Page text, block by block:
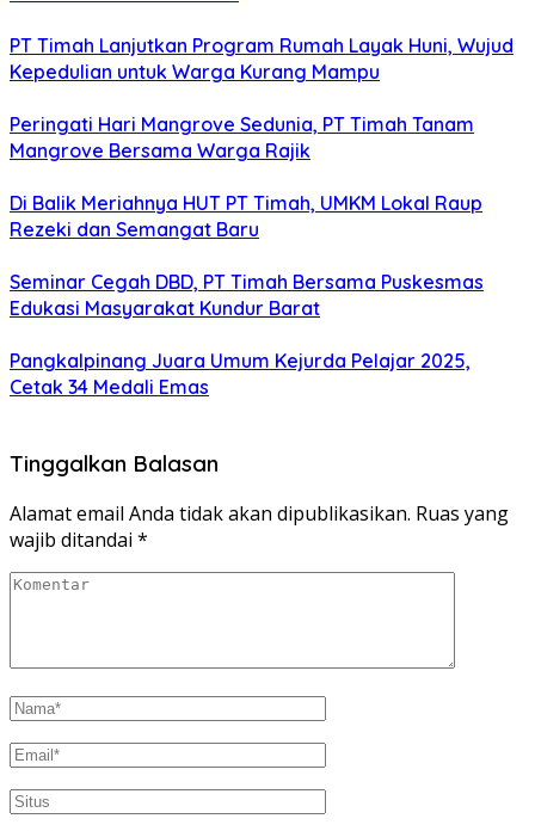
PT Timah Lanjutkan Program Rumah Layak Huni, Wujud
Kepedulian untuk Warga Kurang Mampu
Peringati Hari Mangrove Sedunia, PT Timah Tanam
Mangrove Bersama Warga Rajik
Di Balik Meriahnya HUT PT Timah, UMKM Lokal Raup
Rezeki dan Semangat Baru
Seminar Cegah DBD, PT Timah Bersama Puskesmas
Edukasi Masyarakat Kundur Barat
Pangkalpinang Juara Umum Kejurda Pelajar 2025,
Cetak 34 Medali Emas
Tinggalkan Balasan
Alamat email Anda tidak akan dipublikasikan. Ruas yang
wajib ditandai *